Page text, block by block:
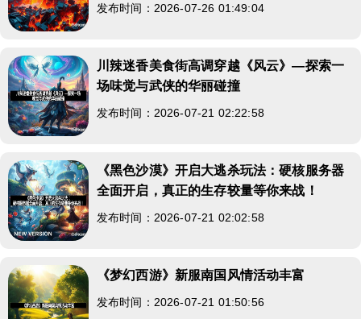
发布时间：2026-07-26 01:49:04
川辣迷香美食街高调穿越《风云》—探索一
场味觉与武侠的华丽碰撞
发布时间：2026-07-21 02:22:58
《黑色沙漠》开启大逃杀玩法：硬核服务器
全面开启，真正的生存较量等你来战！
发布时间：2026-07-21 02:02:58
《梦幻西游》新服南国风情活动丰富
发布时间：2026-07-21 01:50:56